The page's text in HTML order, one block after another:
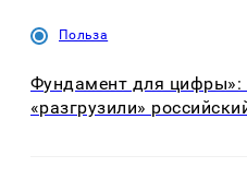
Польза
Фундамент для цифры»:
«разгрузили»